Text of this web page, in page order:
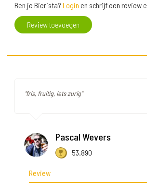
Ben je Bierista? Login en schrijf een review
Review toevoegen
"fris, fruitig, iets zurig"
Pascal Wevers
53.890
Review